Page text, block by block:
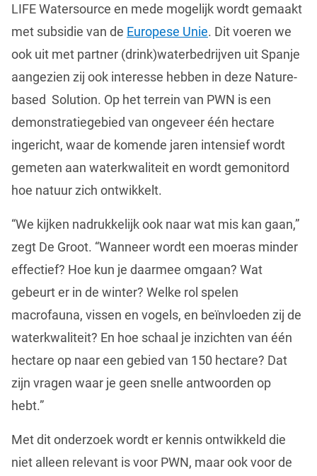
LIFE Watersource en mede mogelijk wordt gemaakt
met subsidie van de Europese Unie. Dit voeren we
ook uit met partner (drink)waterbedrijven uit Spanje
aangezien zij ook interesse hebben in deze Nature-
based Solution. Op het terrein van PWN is een
demonstratiegebied van ongeveer één hectare
ingericht, waar de komende jaren intensief wordt
gemeten aan waterkwaliteit en wordt gemonitord
hoe natuur zich ontwikkelt.
“We kijken nadrukkelijk ook naar wat mis kan gaan,”
zegt De Groot. “Wanneer wordt een moeras minder
effectief? Hoe kun je daarmee omgaan? Wat
gebeurt er in de winter? Welke rol spelen
macrofauna, vissen en vogels, en beïnvloeden zij de
waterkwaliteit? En hoe schaal je inzichten van één
hectare op naar een gebied van 150 hectare? Dat
zijn vragen waar je geen snelle antwoorden op
hebt.”
Met dit onderzoek wordt er kennis ontwikkeld die
niet alleen relevant is voor PWN, maar ook voor de